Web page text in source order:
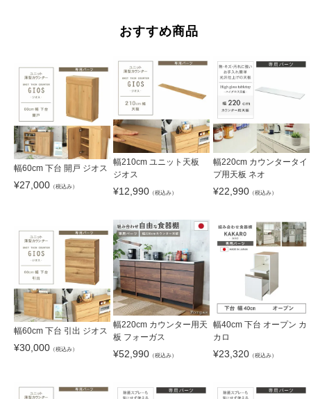
おすすめ商品
幅60cm 下台 開戸 ジオス
¥27,000 （税込み）
幅210cm ユニット天板
ジオス
¥12,990 （税込み）
幅220cm カウンタータイ
プ用天板 ネオ
¥22,990（税込み）
幅60cm 下台 引出 ジオス
¥30,000 （税込み）
幅220cm カウンター用天
板 フォーガス
¥52,990 （税込み）
幅40cm 下台 オープン カ
カロ
¥23,320（税込み）